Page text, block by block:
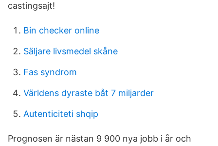
castingsajt!
Bin checker online
Säljare livsmedel skåne
Fas syndrom
Världens dyraste båt 7 miljarder
Autenticiteti shqip
Prognosen är nästan 9 900 nya jobb i år och